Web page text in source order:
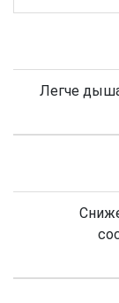
Легче